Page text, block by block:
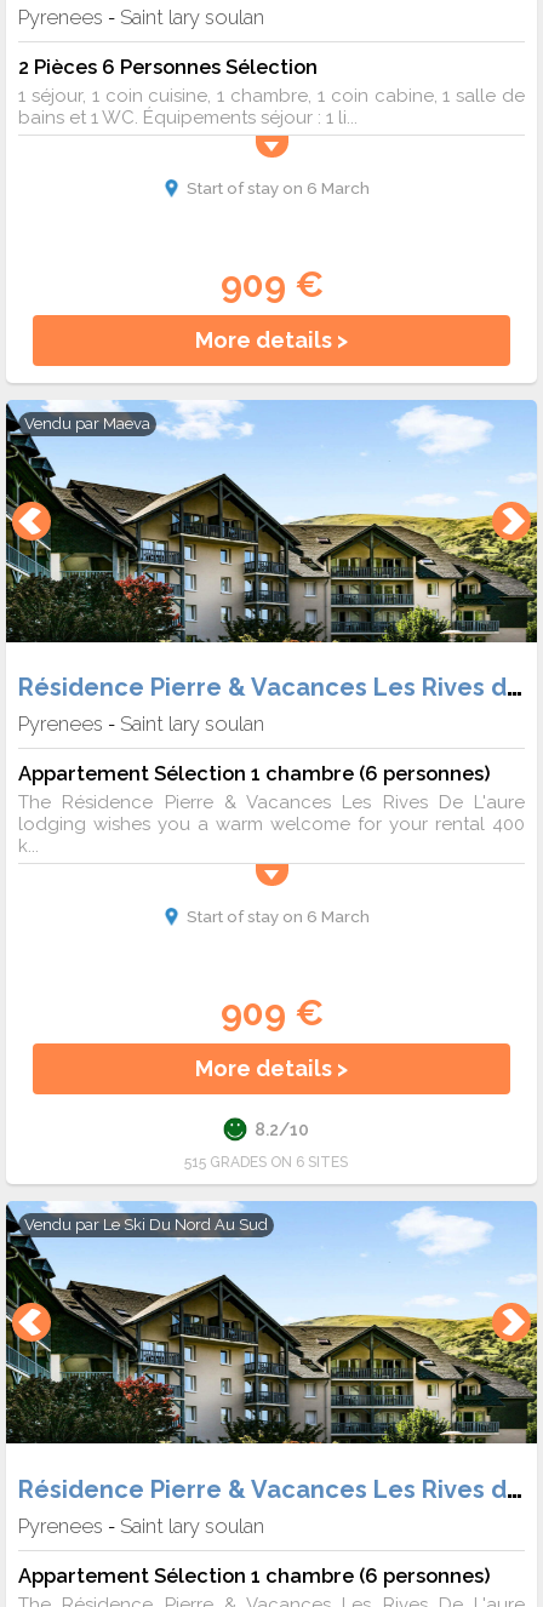
Pyrenees - Saint lary soulan
2 Pièces 6 Personnes Sélection
1 séjour, 1 coin cuisine, 1 chambre, 1 coin cabine, 1 salle de
bains et 1 WC. Équipements séjour : 1 li...
Start of stay on 6 March
909 €
More details >
Vendu par Maeva
Résidence Pierre & Vacances Les Rives de L'Aure
Pyrenees - Saint lary soulan
Appartement Sélection 1 chambre (6 personnes)
The Résidence Pierre & Vacances Les Rives De L'aure
lodging wishes you a warm welcome for your rental 400
k...
Start of stay on 6 March
909 €
More details >
8.2/10
515 GRADES ON 6 SITES
Vendu par Le Ski Du Nord Au Sud
Résidence Pierre & Vacances Les Rives de L'Aure
Pyrenees - Saint lary soulan
Appartement Sélection 1 chambre (6 personnes)